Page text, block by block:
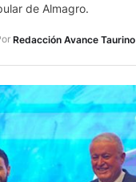
de Almagro.
Redacción Avance Taurino